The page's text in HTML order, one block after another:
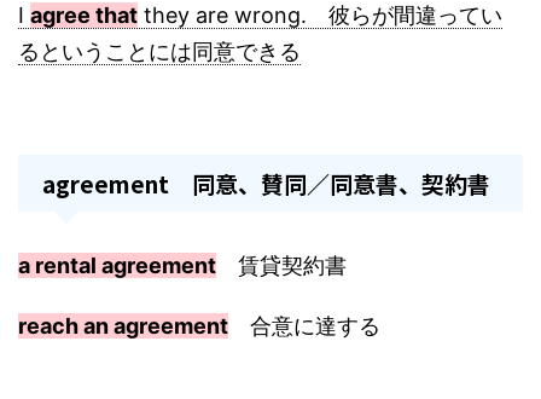
I agree that they are wrong. 彼らが間違ってい
るということには同意できる
agreement 同意、賛同／同意書、契約書
a rental agreement 賃貸契約書
reach an agreement 合意に達する